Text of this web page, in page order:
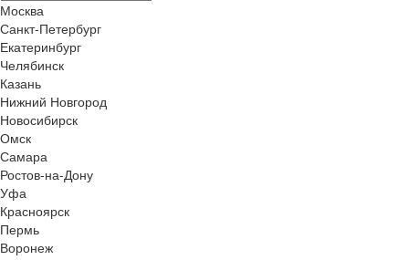
Москва
Санкт-Петербург
Екатеринбург
Челябинск
Казань
Нижний Новгород
Новосибирск
Омск
Самара
Ростов-на-Дону
Уфа
Красноярск
Пермь
Воронеж